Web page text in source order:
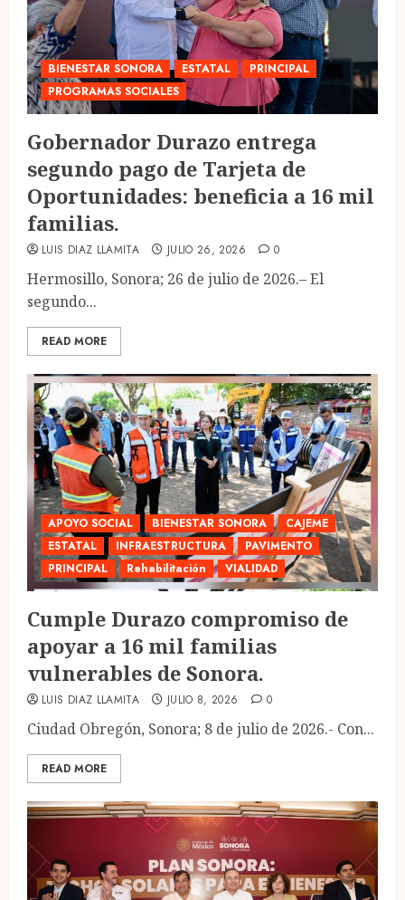
BIENESTAR SONORA ESTATAL
PRINCIPAL
PROGRAMAS SOCIALES
Gobernador Durazo entrega
segundo pago de Tarjeta de
Oportunidades: beneficia a 16 mil
familias.
LUIS DIAZ LLAMITA JULIO 26, 2026 0
Hermosillo, Sonora; 26 de julio de 2026.– El
segundo...
READ MORE
APOYO SOCIAL BIENESTAR SONORA
CAJEME
ESTATAL
INFRAESTRUCTURA
PAVIMENTO
PRINCIPAL
Rehabilitación VIALIDAD
Cumple Durazo compromiso de
apoyar a 16 mil familias
vulnerables de Sonora.
LUIS DIAZ LLAMITA JULIO 8, 2026 0
Ciudad Obregón, Sonora; 8 de julio de 2026.- Con...
READ MORE